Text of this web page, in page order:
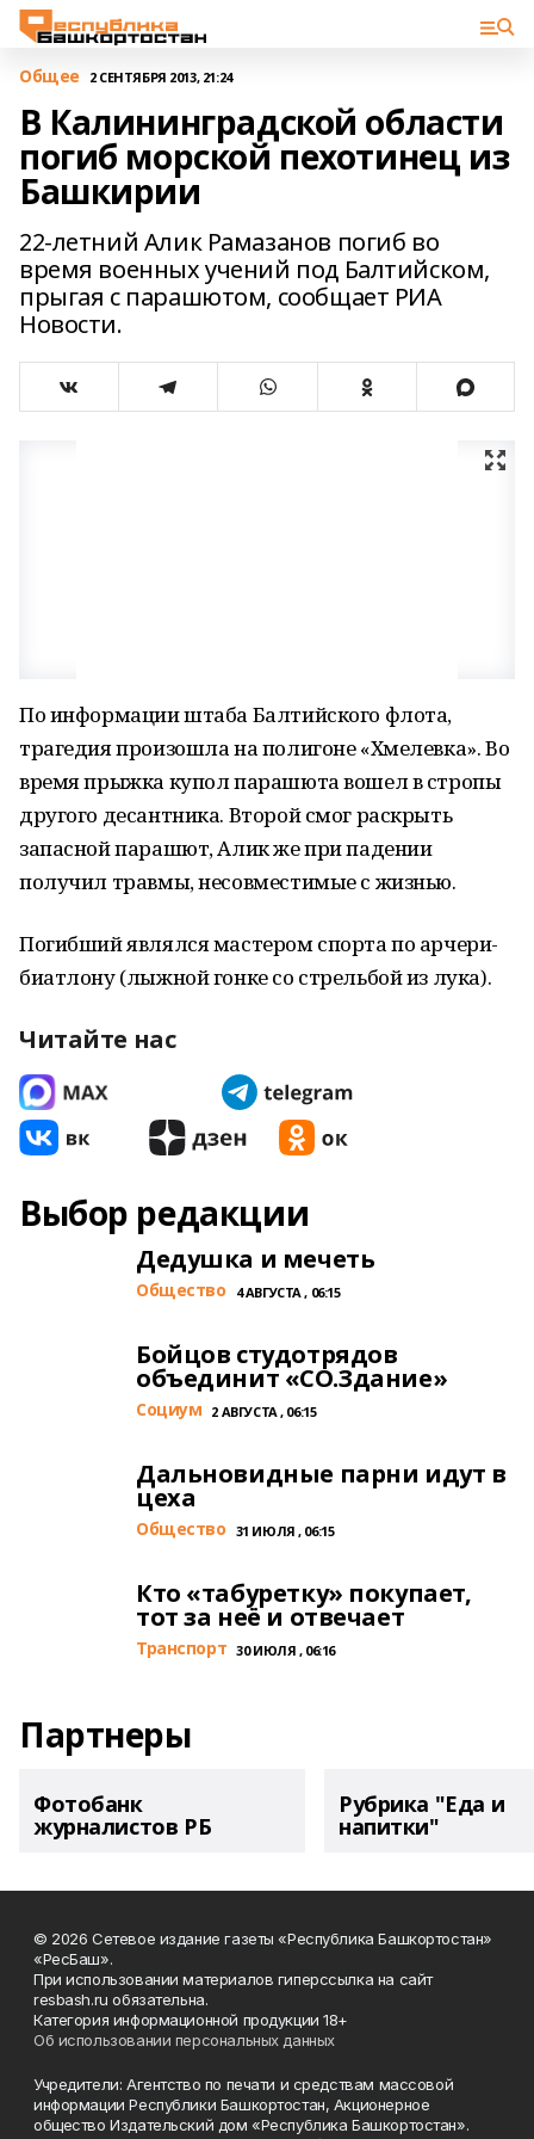
Общее 2 СЕНТЯБРЯ 2013, 21:24
В Калининградской области
погиб морской пехотинец из
Башкирии
22-летний Алик Рамазанов погиб во
время военных учений под Балтийском,
прыгая с парашютом, сообщает РИА
Новости.
По информации штаба Балтийского флота,
трагедия произошла на полигоне «Хмелевка». Во
время прыжка купол парашюта вошел в стропы
другого десантника. Второй смог раскрыть
запасной парашют, Алик же при падении
получил травмы, несовместимые с жизнью.
Погибший являлся мастером спорта по арчери-
биатлону (лыжной гонке со стрельбой из лука).
Читайте нас
Выбор редакции
Дедушка и мечеть
Общество 4 АВГУСТА , 06:15
Бойцов студотрядов
объединит «СО.Здание»
Cоциум 2 АВГУСТА , 06:15
Дальновидные парни идут в
цеха
Общество 31 ИЮЛЯ , 06:15
Кто «табуретку» покупает,
тот за неё и отвечает
Транспорт 30 ИЮЛЯ , 06:16
Партнеры
Фотобанк
журналистов РБ
Рубрика "Еда и
напитки"
© 2026 Сетевое издание газеты «Республика Башкортостан»
«РесБаш».
При использовании материалов гиперссылка на сайт
resbash.ru обязательна.
Категория информационной продукции 18+
Об использовании персональных данных
Учредители: Агентство по печати и средствам массовой
информации Республики Башкортостан, Акционерное
общество Издательский дом «Республика Башкортостан».